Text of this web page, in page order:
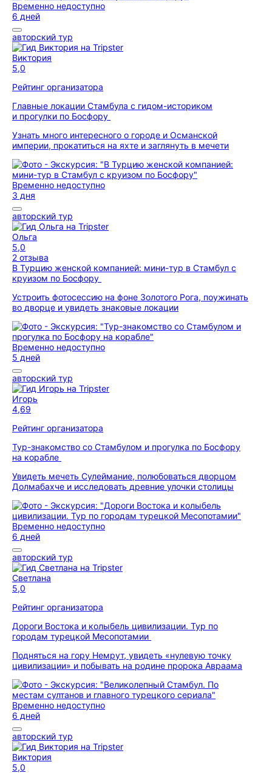
Временно недоступно
6 дней
авторский тур
Виктория
5,0
Рейтинг организатора
Главные локации Стамбула с гидом-историком
и прогулки по Босфору
Узнать много интересного о городе и Османской
империи, прокатиться на яхте и заглянуть в мечети
Временно недоступно
3 дня
авторский тур
Ольга
5,0
2 отзыва
В Турцию женской компанией: мини-тур в Стамбул с
круизом по Босфору
Устроить фотосессию на фоне Золотого Рога, поужинать
во дворце и увидеть знаковые локации
Временно недоступно
5 дней
авторский тур
Игорь
4,69
Рейтинг организатора
Тур-знакомство со Стамбулом и прогулка по Босфору
на корабле
Увидеть мечеть Сулеймание, полюбоваться дворцом
Долмабахче и исследовать древние улочки столицы
Временно недоступно
6 дней
авторский тур
Светлана
5,0
Рейтинг организатора
Дороги Востока и колыбель цивилизации. Тур по
городам турецкой Месопотамии
Подняться на гору Немрут, увидеть «нулевую точку
цивилизации» и побывать на родине пророка Авраама
Временно недоступно
6 дней
авторский тур
Виктория
5,0